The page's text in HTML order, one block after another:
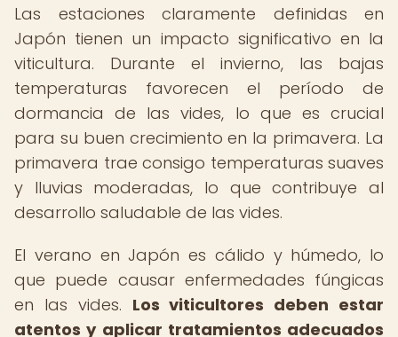
Las estaciones claramente definidas en
Japón tienen un impacto significativo en la
viticultura. Durante el invierno, las bajas
temperaturas favorecen el período de
dormancia de las vides, lo que es crucial
para su buen crecimiento en la primavera. La
primavera trae consigo temperaturas suaves
y lluvias moderadas, lo que contribuye al
desarrollo saludable de las vides.
El verano en Japón es cálido y húmedo, lo
que puede causar enfermedades fúngicas
en las vides. Los viticultores deben estar
atentos y aplicar tratamientos adecuados